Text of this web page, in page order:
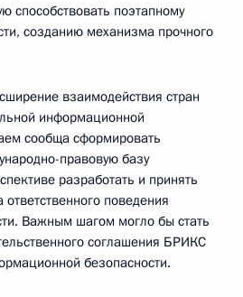
способствовать поэтапному
созданию механизма прочного
взаимодействия стран
информационной
сообща сформировать
правовую базу
разработать и принять
поведения
Важным шагом могло бы стать
соглашения БРИКС
безопасности.